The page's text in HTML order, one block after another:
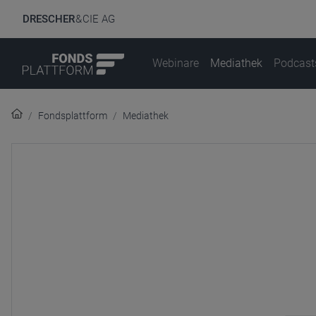
DRESCHER& CIE AG
Webinare Mediathek
Fondsplattform Mediathek